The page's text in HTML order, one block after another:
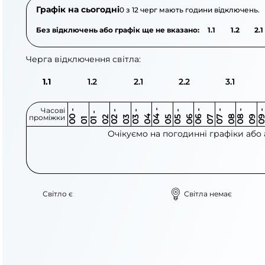
Графік на сьогодні0 з 12 черг мають години відключень.
Без відключень або графік ще не вказано: 1.1 1.2 2.1
Черга відключення світла:
1.1 1.2 2.1 2.2 3.1
Часові
проміжки 0
0
-
0 1 0
1
-
0 2 0 2
-
0 3 0 3
-
0 4 0 4
-
0 5 0 5
-
0 6 0 6
-
0 7 0 7
-
0 8 0 8
-
0 9 0
9
-
1
Очікуємо на погодинні графіки
Світло є Світла немає